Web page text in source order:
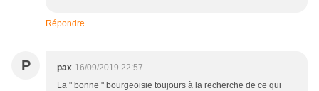
Répondre
P pax 16/09/2019 22:57
La " bonne " bourgeoisie toujours à la recherche de ce qui